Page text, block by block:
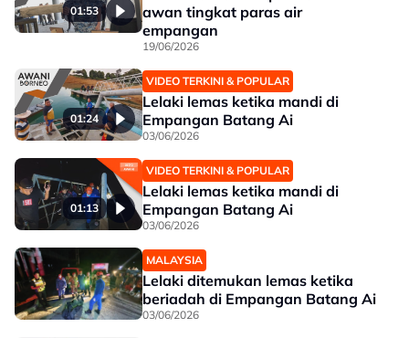
01:53
awan tingkat paras air
empangan
19/06/2026
01:24
VIDEO TERKINI & POPULAR
Lelaki lemas ketika mandi di
Empangan Batang Ai
03/06/2026
01:13
VIDEO TERKINI & POPULAR
Lelaki lemas ketika mandi di
Empangan Batang Ai
03/06/2026
MALAYSIA
Lelaki ditemukan lemas ketika
beriadah di Empangan Batang Ai
03/06/2026